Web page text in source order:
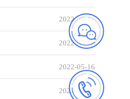
2022-05-17
2022-05-16
2022-05-16
2022-05-16